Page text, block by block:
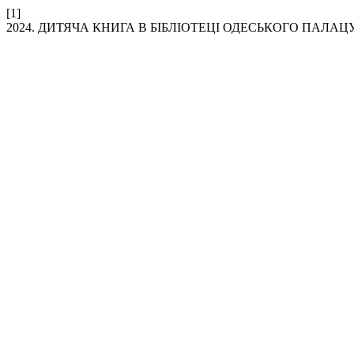
[1]
2024. ДИТЯЧА КНИГА В БІБЛІОТЕЦІ ОДЕСЬКОГО